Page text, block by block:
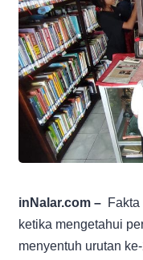
inNalar.com – Fakta
ketika mengetahui
menyentuh urutan